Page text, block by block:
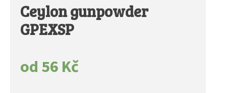
Ceylon gunpowder
GPEXSP
od 56 Kč